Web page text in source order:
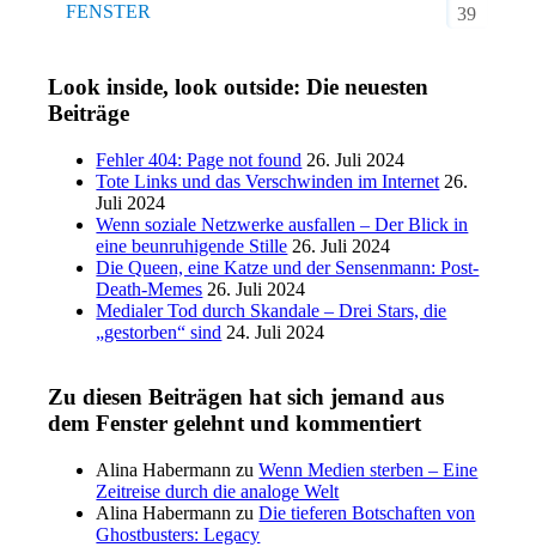
FENSTER 39
Look inside, look outside: Die neuesten
Beiträge
Fehler 404: Page not found 26. Juli 2024
Tote Links und das Verschwinden im Internet 26.
Juli 2024
Wenn soziale Netzwerke ausfallen – Der Blick in
eine beunruhigende Stille 26. Juli 2024
Die Queen, eine Katze und der Sensenmann: Post-
Death-Memes 26. Juli 2024
Medialer Tod durch Skandale – Drei Stars, die
„gestorben“ sind 24. Juli 2024
Zu diesen Beiträgen hat sich jemand aus
dem Fenster gelehnt und kommentiert
Alina Habermann zuWenn Medien sterben – Eine
Zeitreise durch die analoge Welt
Alina Habermann zuDie tieferen Botschaften von
Ghostbusters: Legacy